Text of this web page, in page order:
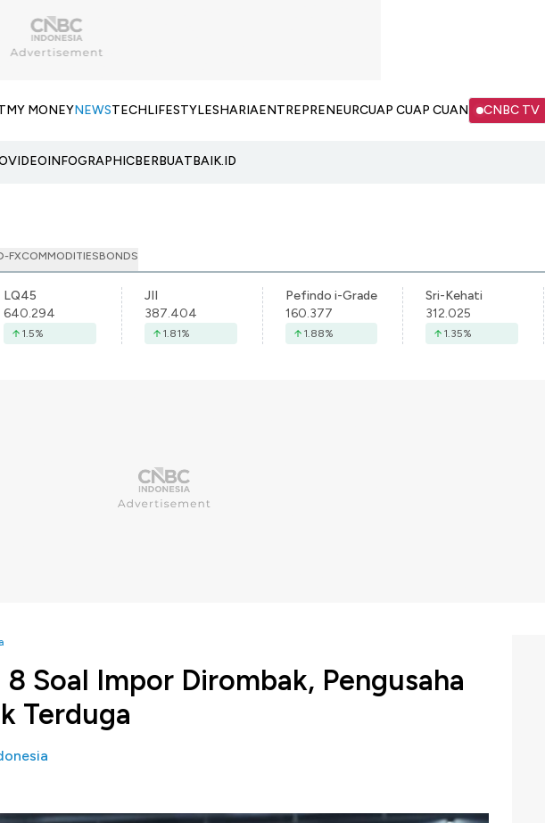
MY MONEYNEWSTECHLIFESTYLESHARIAENTREPRENEURCUAP CUAP CUAN CNBC TV
VIDEOINFOGRAPHICBERBUATBAIK.ID
FXCOMMODITIESBONDS
LQ45
640.294
1.5%
JII
387.404
1.81%
Pefindo i-Grade
160.377
1.88%
Sri-Kehati
312.025
1.35%
8 Soal Impor Dirombak, Pengusaha
Terduga